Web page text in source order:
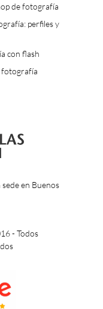
en Buenos
- Todos
de fotografía
perfiles y
con flash
fotografía